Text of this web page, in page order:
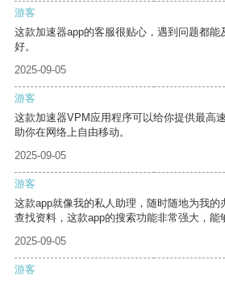
游客
这款加速器app的客服很贴心，遇到问题都能
好。
2025-09-05
游客
这款加速器VPM应用程序可以给你提供最高
助你在网络上自由移动。
2025-09-05
游客
这款app就像我的私人助理，随时随地为我
查找资料，这款app的搜索功能非常强大，能
2025-09-05
游客